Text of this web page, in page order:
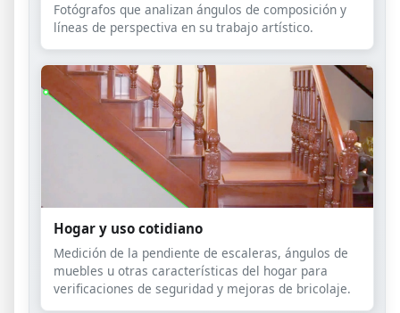
Fotógrafos que analizan ángulos de composición y
líneas de perspectiva en su trabajo artístico.
Hogar y uso cotidiano
Medición de la pendiente de escaleras, ángulos de
muebles u otras características del hogar para
verificaciones de seguridad y mejoras de bricolaje.